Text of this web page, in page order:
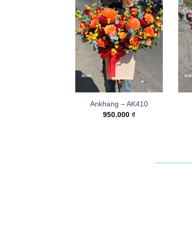
Ankhang – AK410
950.000 ₫